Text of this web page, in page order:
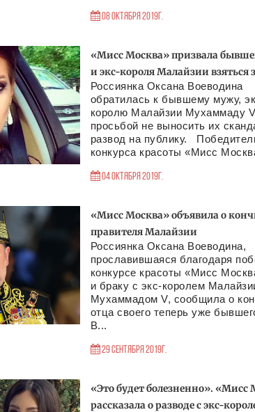
08 Октября 2019г.
«Мисс Москва» призвала
и экс-короля Малайзии взяться
Россиянка Оксана Воеводина
обратилась к бывшему мужу,
королю Малайзии Мухаммаду
просьбой не выносить их
развод на публику.
конкурса красоты «Мисс
04 Октября 2019г.
«Мисс Москва» объявила о
правителя Малайзии
Россиянка Оксана Воеводина,
прославившаяся благодаря
конкурсе красоты «Мисс
и браку с экс-королем
Мухаммадом V, сообщила о
отца своего теперь уже
В...
29 Сентября 2019г.
«Это будет болезненно». «Мисс
рассказала о разводе с экс-